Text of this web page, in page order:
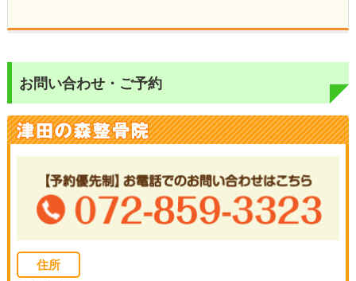
お問い合わせ・ご予約
住所